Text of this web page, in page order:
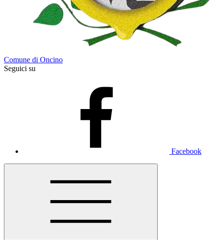
Comune di Oncino
Seguici su
Facebook